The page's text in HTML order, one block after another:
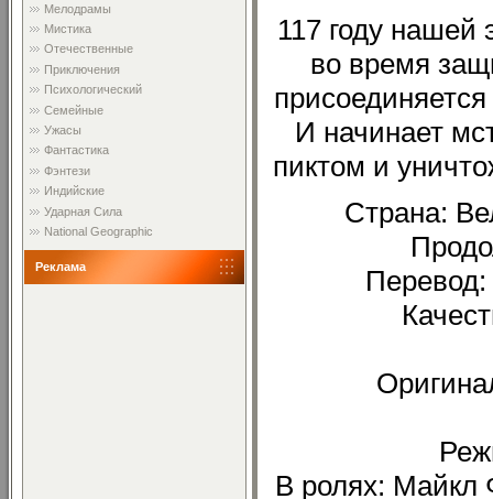
Мелодрамы
Мистика
Отечественные
Приключения
Психологический
Семейные
Ужасы
Фантастика
Фэнтези
Индийские
Ударная Сила
National Geographic
Реклама
117 году
во время
И начинает
пиктом и
Страна:
Перевод:
В ролях: Майкл